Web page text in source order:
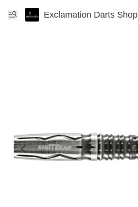
Exclamation Darts Shop